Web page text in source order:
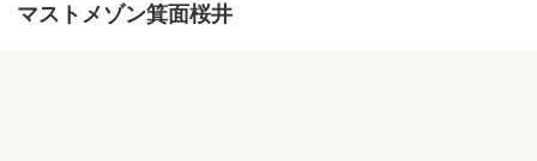
マストメゾン箕面桜井